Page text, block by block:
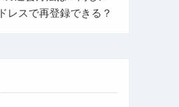
レスで再登録できる？